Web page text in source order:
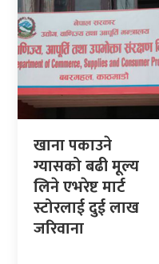
खाना पकाउने
ग्यासको बढी मूल्य
लिने एभरेष्ट मार्ट
स्टोरलाई दुई लाख
जरिवाना